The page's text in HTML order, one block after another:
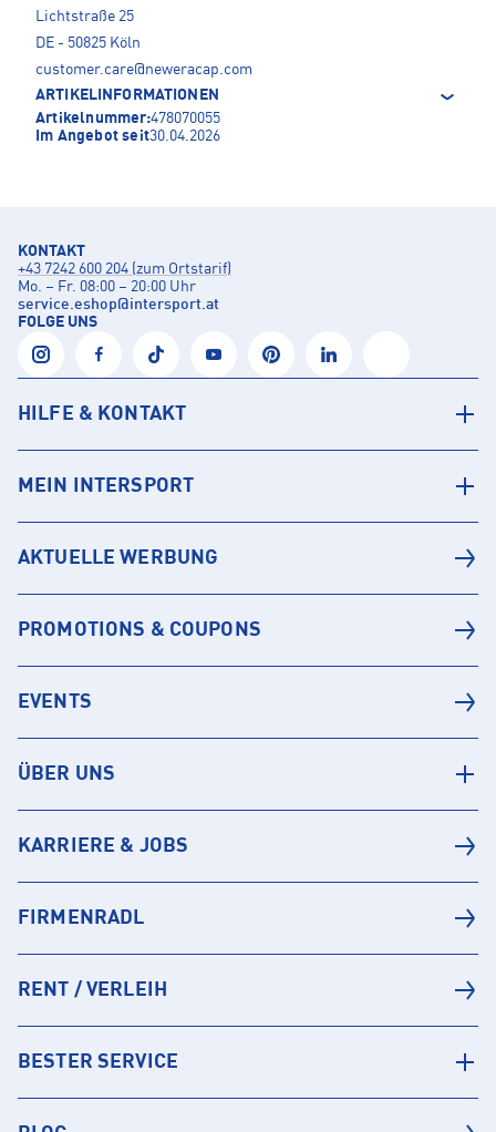
Lichtstraße 25
DE - 50825 Köln
customer.care@neweracap.com
ARTIKELINFORMATIONEN
Artikelnummer:478070055
Im Angebot seit30.04.2026
KONTAKT
+43 7242 600 204 (zum Ortstarif)
Mo. – Fr. 08:00 – 20:00 Uhr
service.eshop@intersport.at
FOLGE UNS
HILFE & KONTAKT
MEIN INTERSPORT
AKTUELLE WERBUNG
PROMOTIONS & COUPONS
EVENTS
ÜBER UNS
KARRIERE & JOBS
FIRMENRADL
RENT / VERLEIH
BESTER SERVICE